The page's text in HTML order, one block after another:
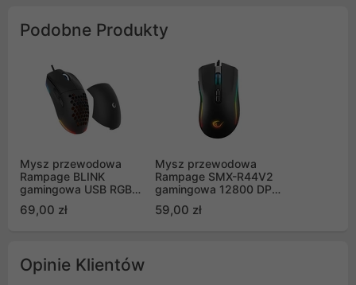
Podobne Produkty
Mysz przewodowa
Rampage BLINK
gamingowa USB RGB
czarna 12800 dpi
69,00 zł
Mysz przewodowa
Rampage SMX-R44V2
gamingowa 12800 DPI
Makro czarna
59,00 zł
Opinie Klientów